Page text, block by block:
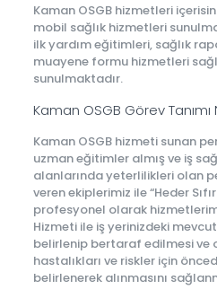
Kaman OSGB hizmetleri
mobil sağlık hizmetleri
ilk yardım eğitimleri, sağlık
muayene formu hizmetleri
sunulmaktadır.
Kaman OSGB Görev Tanımı
Kaman OSGB hizmeti sunan
uzman eğitimler almış ve iş
alanlarında yeterlilikleri olan
veren ekiplerimiz ile “Heder
profesyonel olarak
Hizmeti ile iş yerinizdeki
belirlenip bertaraf edilmesi ve
hastalıkları ve riskler için
belirlenerek alınmasını